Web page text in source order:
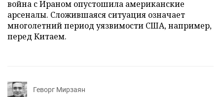
война с Ираном опустошила американские
арсеналы. Сложившаяся ситуация означает
многолетний период уязвимости США, например,
перед Китаем.
Геворг Мирзаян